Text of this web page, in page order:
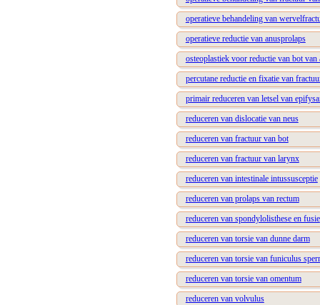
operatieve behandeling van
operatieve reductie van anusprolaps
osteoplastiek voor reductie van bot van
percutane reductie en fixatie van
primair reduceren van letsel van
reduceren van dislocatie van neus
reduceren van fractuur van bot
reduceren van fractuur van larynx
reduceren van intestinale intussusceptie
reduceren van prolaps van rectum
reduceren van spondylolisthese en fusie
reduceren van torsie van dunne darm
reduceren van torsie van funiculus
reduceren van torsie van omentum
reduceren van volvulus